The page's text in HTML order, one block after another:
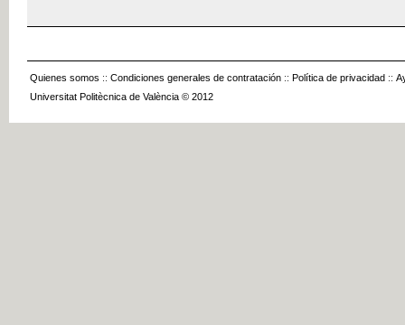
Quienes somos :: Condiciones generales de contratación :: Política de privacidad ::
Universitat Politècnica de València © 2012